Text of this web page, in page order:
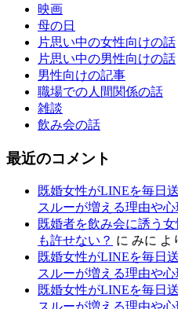
映画
母の日
片思い中の女性向けの話
片思い中の男性向けの話
男性向けの記事
職場での人間関係の話
雑談
飲み会の話
最近のコメント
既婚女性がLINEを毎日
スルーが増える理由や心
既婚者を飲み会に誘う
も許せない？ に みに よ
既婚女性がLINEを毎日
スルーが増える理由や心
既婚女性がLINEを毎日